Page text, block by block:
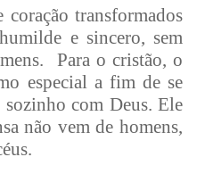
transformados
e sincero, sem
Para o cristão, o
especial a fim de se
com Deus. Ele
não vem de homens,